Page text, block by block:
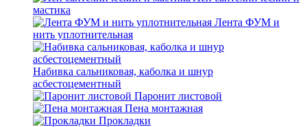
мастика
Лента ФУМ и
нить уплотнительная
Набивка сальниковая, каболка и шнур
асбестоцементный
Паронит листовой
Пена монтажная
Прокладки